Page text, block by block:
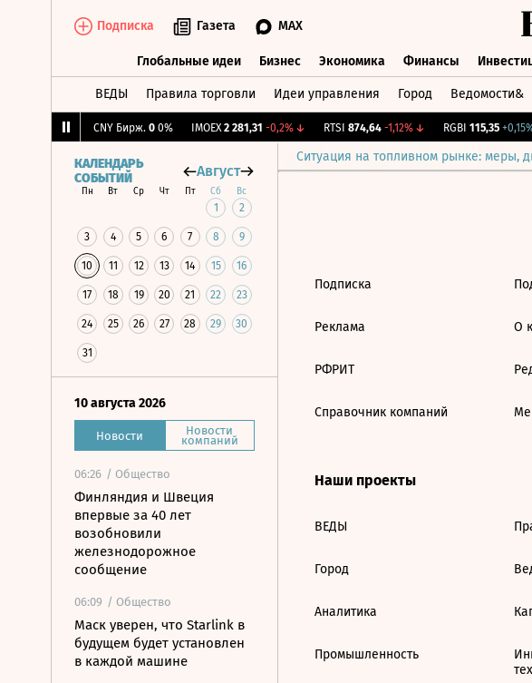
Подписка Газета MAX
Глобальные идеи Бизнес Экономика Финансы
ВЕДЫ Правила торговли Идеи управления Город Ведомости&
CNY Бирж. 0 0% IMOEX 2 281,31 -0,2%↓ RTSI 874,64 -1,12%↓ RGBI 115,35 +0,15%
Ситуация на топливном рынке: меры,
КАЛЕНДАРЬ
СОБЫТИЙ
Август
Пн Вт Ср Чт Пт Сб Вс
1 2
3 4 5 6 7 8 9
10 11 12 13 14 15 16
17 18 19 20 21 22 23
24 25 26 27 28 29 30
31
10 августа 2026
Новости Новости
компаний
06:26 / Общество
Финляндия и Швеция
впервые за 40 лет
возобновили
железнодорожное
сообщение
06:09 / Общество
Маск уверен, что Starlink в
будущем будет установлен
в каждой машине
Подписка
Реклама
РФРИТ
Справочник компаний
О
Наши проекты
ВЕДЫ
Город
Аналитика
Промышленность